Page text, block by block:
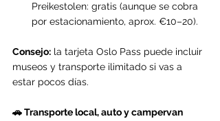
Preikestolen: gratis (aunque se cobra
por estacionamiento, aprox. €10–20).
Consejo: la tarjeta Oslo Pass puede incluir
museos y transporte ilimitado si vas a
estar pocos días.
🚗 Transporte local, auto y campervan